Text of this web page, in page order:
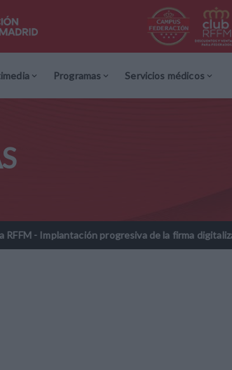
Programas Servicios médicos
progresiva de la firma digitalizada en las